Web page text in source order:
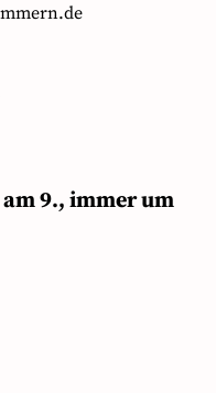
9., immer um